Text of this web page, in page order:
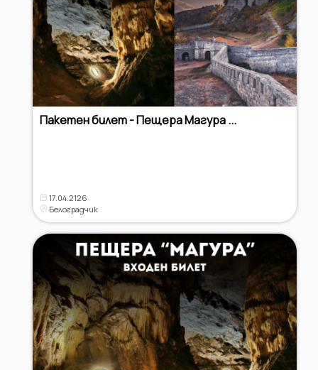
Пакетен билет - Пещера Магура ...
17.04.2126
Белоградчик